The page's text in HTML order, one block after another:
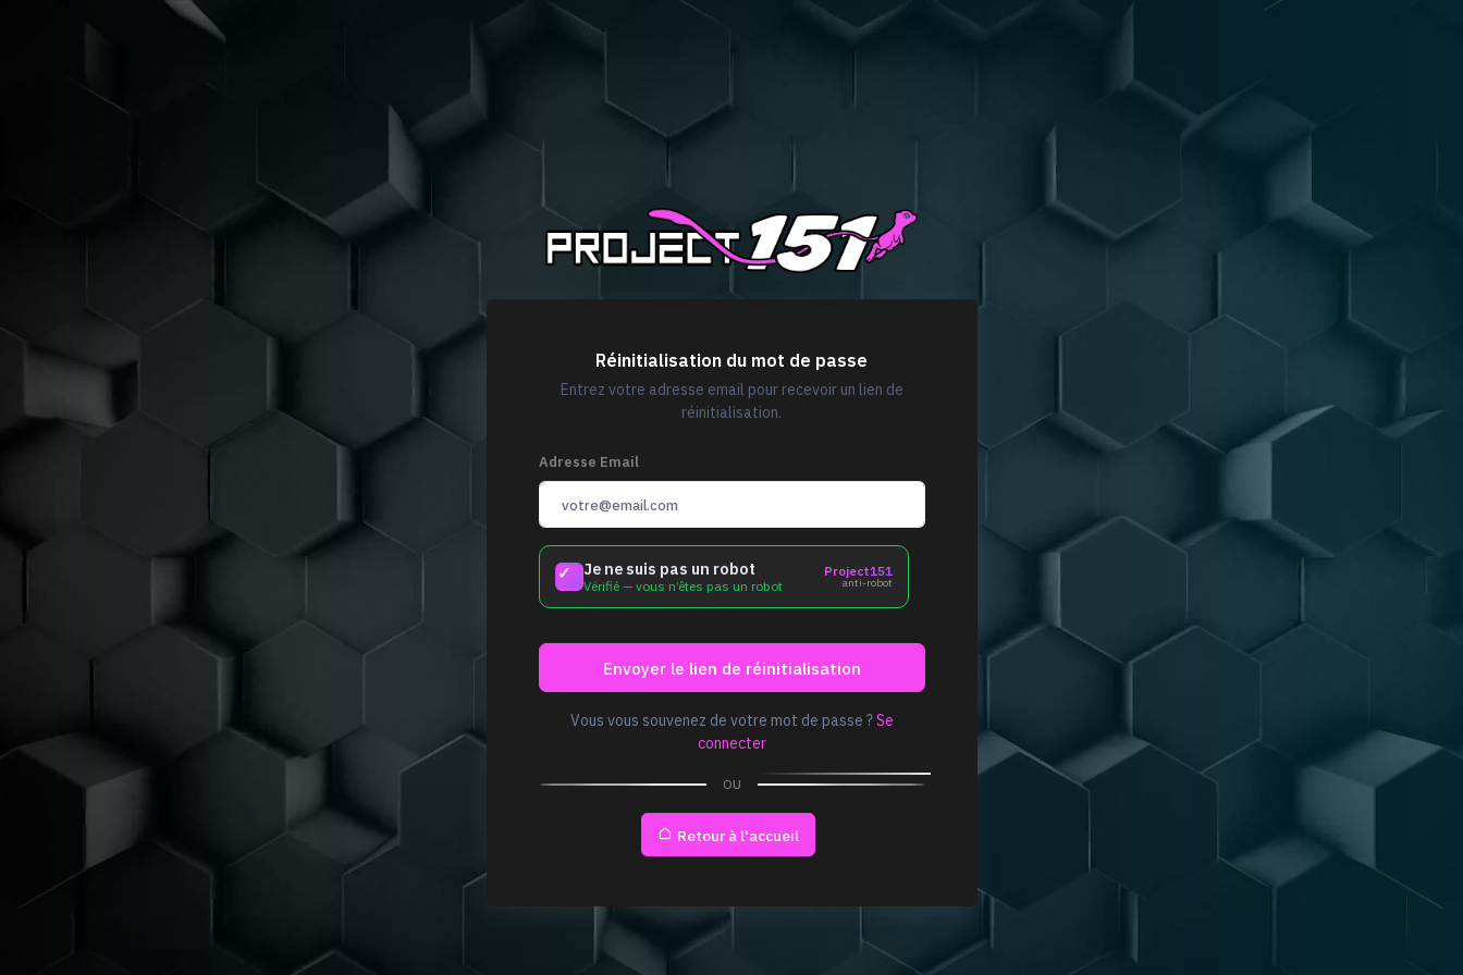
Réinitialisation du mot de passe
Entrez votre adresse email pour recevoir un lien de
réinitialisation.
Adresse Email
✓ Je ne suis pas un robot
Vérifié — vous n’êtes pas un robot
Project151
anti-robot
Envoyer le lien de réinitialisation
Vous vous souvenez de votre mot de passe ?Se
connecter
OU
Retour à l'accueil